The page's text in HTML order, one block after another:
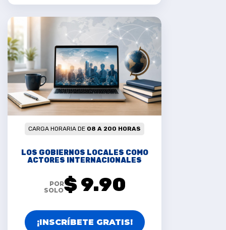
CARGA HORARIA DE 08 A 200 HORAS
LOS GOBIERNOS LOCALES COMO
ACTORES INTERNACIONALES
POR
SOLO$ 9.90
¡INSCRÍBETE GRATIS!